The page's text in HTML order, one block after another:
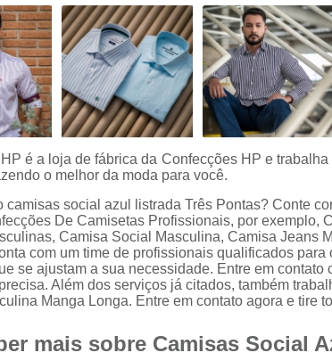
branca
preço
Camisas
sociais
listradas
Camisas
sociais
curta
Camisas
sociais
manga
longa
Camisas
sociais
masculinas
Camisas
sociais
é a loja de fábrica da Confecções HP e
o melhor da moda para você.
camisas social azul listrada Três Pontas? Conte
De Camisetas Profissionais, por exemplo,
Camisa Social Masculina, Camisa Jeans
com um time de profissionais qualificados
se ajustam a sua necessidade. Entre em
Além dos serviços já citados, também
Manga Longa. Entre em contato agora e tire
mais sobre Camisas Social